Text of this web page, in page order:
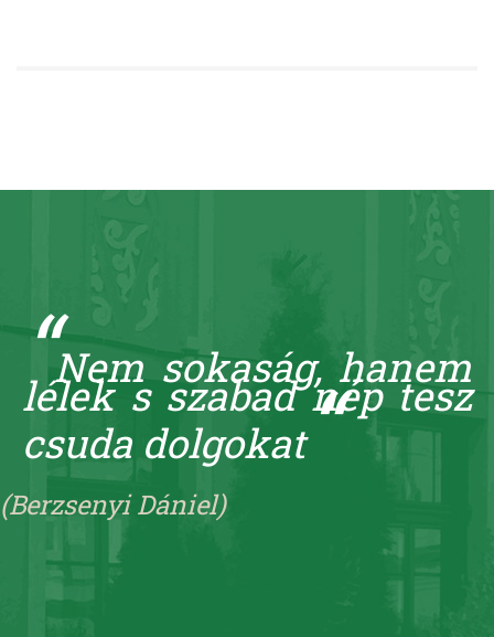
“Nem sokaság, hanem
lélek s szabad nép tesz
csuda dolgokat“
(Berzsenyi Dániel)